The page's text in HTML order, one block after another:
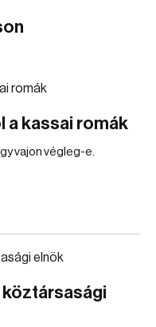
a kassai romák
vajon végleg-e.
köztársasági